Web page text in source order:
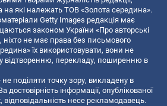
на які належать ТОВ «Золота середина».
Getty Images редакція має
законом України «Про авторські
ніхто не має права без письмового
їх використовувати, вони не
відтворенню, перекладу, поширенню в
поділяти точку зору, викладену в
достовірність інформації, опублікованої
відповідальність несе рекламодавець.